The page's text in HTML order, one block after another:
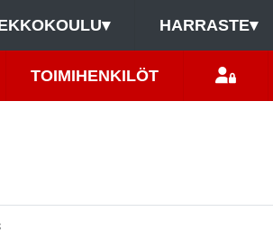
▾ HARRASTE▾
TOIMIHENKILÖT